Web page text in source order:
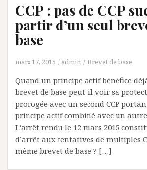
CCP : pas de CCP
partir d’un seul
base
mars 17, 2015 admin Brevet de base
Quand un principe actif bénéfice déjà
brevet de base peut-il voir sa
prorogée avec un second CCP
principe actif combiné avec un
L’arrêt rendu le 12 mars 2015
d’arrêt aux tentatives de multiples
même brevet de base ? […]